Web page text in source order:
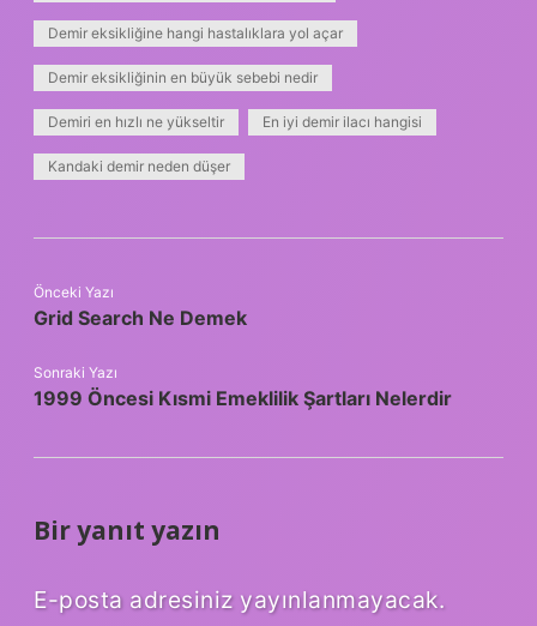
Demir eksikliğine hangi hastalıklara yol açar
Demir eksikliğinin en büyük sebebi nedir
Demiri en hızlı ne yükseltir En iyi demir ilacı hangisi
Kandaki demir neden düşer
Önceki Yazı
Grid Search Ne Demek
Sonraki Yazı
1999 Öncesi Kısmi Emeklilik Şartları Nelerdir
Bir yanıt yazın
E-posta adresiniz yayınlanmayacak.